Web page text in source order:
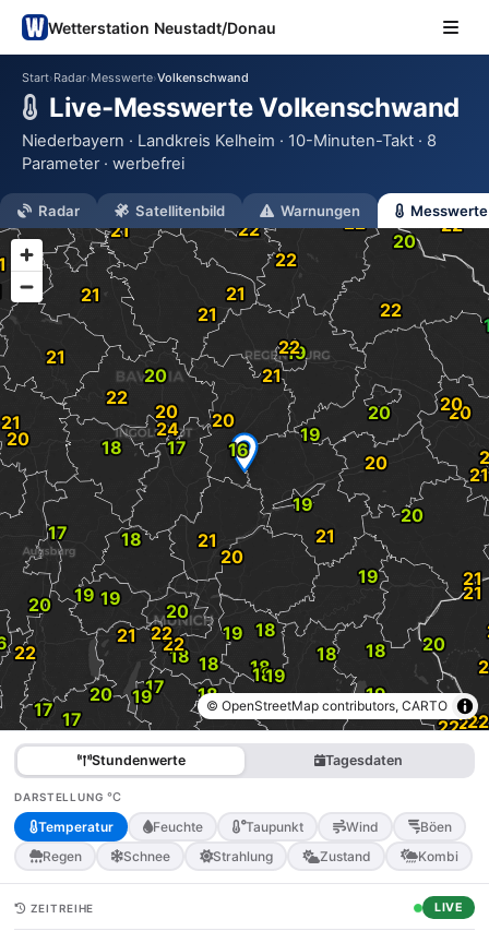
Wetterstation Neustadt/Donau
Start›Radar›Messwerte›Volkenschwand
Live-Messwerte Volkenschwand
Niederbayern · Landkreis Kelheim · 10-Minuten-Takt · 8
Parameter · werbefrei
Radar Satellitenbild Warnungen Messwerte
© OpenStreetMap contributors, CARTO
Stundenwerte Tagesdaten
DARSTELLUNG °C
Temperatur Feuchte Taupunkt Wind
Böen
Regen
Schnee Strahlung Zustand Kombi
ZEITREIHE LIVE